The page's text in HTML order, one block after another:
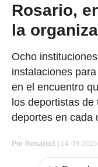
Rosario,
la
Ocho
instalaciones
en el encuentro
los deportistas
deportes en cada
Por Rosario3 | 14-09-